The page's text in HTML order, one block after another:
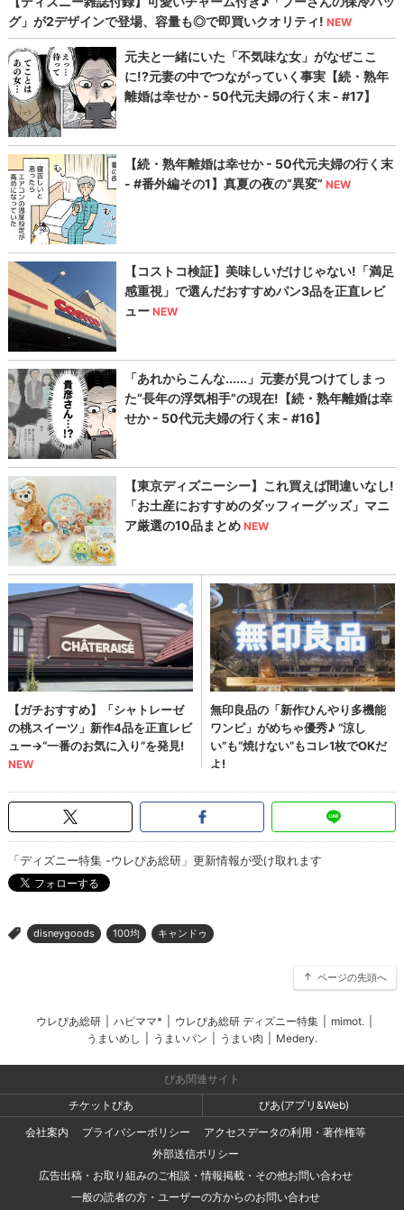
「ディズニー特集 -ウレぴあ総研」更新情報が受け取れます
> disneygoods 100均 キャンドゥ
ページの先頭へ
ウレぴあ総研 ハピママ* ウレぴあ総研 ディズニー特集 mimot.
うまいめし
うまいパン うまい肉 Medery.
ぴあ関連サイト
チケットぴあ
ぴあ(アプリ&Web)
会社案内
プライバシーポリシー
アクセスデータの利用・著作権等
外部送信ポリシー
広告出稿・お取り組みのご相談・情報掲載・その他お問い合わせ
一般の読者の方・ユーザーの方からのお問い合わせ